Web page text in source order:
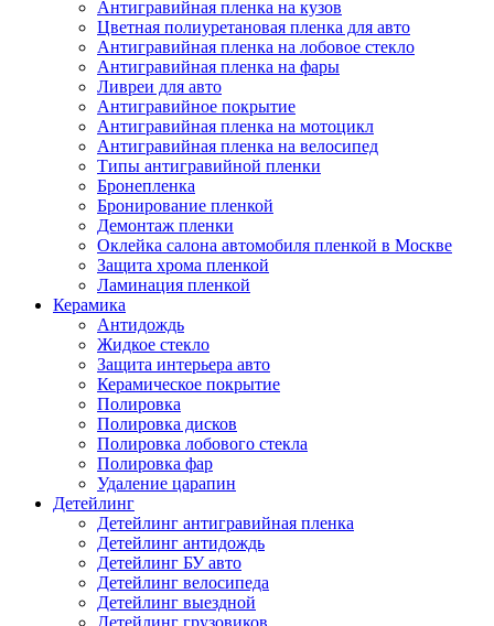
Антигравийная пленка на кузов
Цветная полиуретановая пленка для авто
Антигравийная пленка на лобовое стекло
Антигравийная пленка на фары
Ливреи для авто
Антигравийное покрытие
Антигравийная пленка на мотоцикл
Антигравийная пленка на велосипед
Типы антигравийной пленки
Бронепленка
Бронирование пленкой
Демонтаж пленки
Оклейка салона автомобиля пленкой в Москве
Защита хрома пленкой
Ламинация пленкой
Керамика
Антидождь
Жидкое стекло
Защита интерьера авто
Керамическое покрытие
Полировка
Полировка дисков
Полировка лобового стекла
Полировка фар
Удаление царапин
Детейлинг
Детейлинг антигравийная пленка
Детейлинг антидождь
Детейлинг БУ авто
Детейлинг велосипеда
Детейлинг выездной
Детейлинг грузовиков